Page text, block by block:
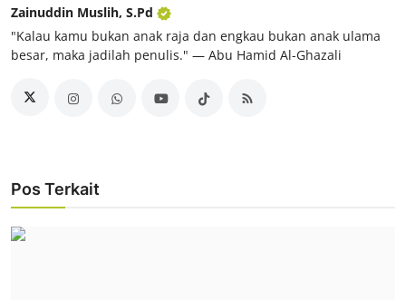
Zainuddin Muslih, S.Pd
"Kalau kamu bukan anak raja dan engkau bukan anak ulama
besar, maka jadilah penulis." ― Abu Hamid Al-Ghazali
Pos Terkait